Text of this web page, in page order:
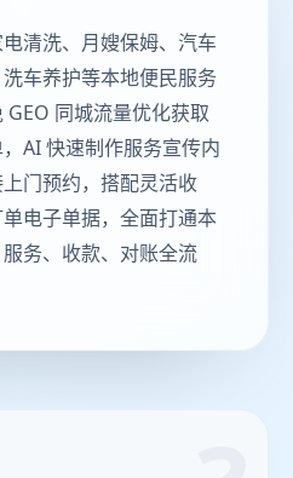
清洗、月嫂保姆、汽车
车养护等本地便民服务
同城流量优化获取
AI 快速制作服务宣传内
门预约，搭配灵活收
电子单据，全面打通本
务、收款、对账全流